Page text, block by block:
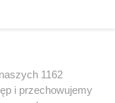
1162
i przechowujemy